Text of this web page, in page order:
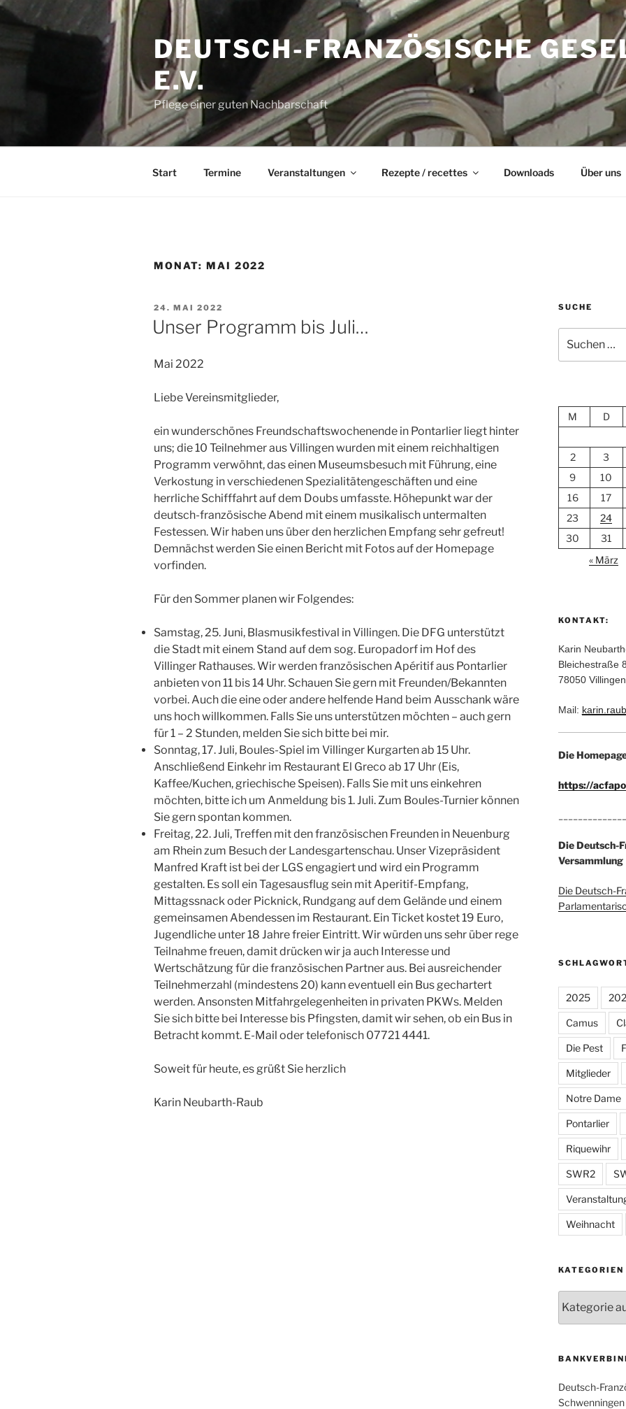
Zum
Inhalt
DEUTSCH-FRANZÖSISCHE
E.V.
Pflege einer guten Nachbarschaft
Start Termine Veranstaltungen Rezepte / recettes Downloads Über uns
MONAT: MAI 2022
VERÖFFENTLICHT
AM
24. MAI 2022
Unser Programm bis Juli…
Mai 2022
Liebe Vereinsmitglieder,
ein wunderschönes Freundschaftswochenende in Pontarlier liegt hinter
uns; die 10 Teilnehmer aus Villingen wurden mit einem reichhaltigen
Programm verwöhnt, das einen Museumsbesuch mit Führung, eine
Verkostung in verschiedenen Spezialitätengeschäften und eine
herrliche Schifffahrt auf dem Doubs umfasste. Höhepunkt war der
deutsch-französische Abend mit einem musikalisch untermalten
Festessen. Wir haben uns über den herzlichen Empfang sehr gefreut!
Demnächst werden Sie einen Bericht mit Fotos auf der Homepage
vorfinden.
Für den Sommer planen wir Folgendes:
Samstag, 25. Juni, Blasmusikfestival in Villingen. Die DFG unterstützt
die Stadt mit einem Stand auf dem sog. Europadorf im Hof des
Villinger Rathauses. Wir werden französischen Apéritif aus Pontarlier
anbieten von 11 bis 14 Uhr. Schauen Sie gern mit Freunden/Bekannten
vorbei. Auch die eine oder andere helfende Hand beim Ausschank wäre
uns hoch willkommen. Falls Sie uns unterstützen möchten – auch gern
für 1 – 2 Stunden, melden Sie sich bitte bei mir.
Sonntag, 17. Juli, Boules-Spiel im Villinger Kurgarten ab 15 Uhr.
Anschließend Einkehr im Restaurant El Greco ab 17 Uhr (Eis,
Kaffee/Kuchen, griechische Speisen). Falls Sie mit uns einkehren
möchten, bitte ich um Anmeldung bis 1. Juli. Zum Boules-Turnier können
Sie gern spontan kommen.
Freitag, 22. Juli, Treffen mit den französischen Freunden in Neuenburg
am Rhein zum Besuch der Landesgartenschau. Unser Vizepräsident
Manfred Kraft ist bei der LGS engagiert und wird ein Programm
gestalten. Es soll ein Tagesausflug sein mit Aperitif-Empfang,
Mittagssnack oder Picknick, Rundgang auf dem Gelände und einem
gemeinsamen Abendessen im Restaurant. Ein Ticket kostet 19 Euro,
Jugendliche unter 18 Jahre freier Eintritt. Wir würden uns sehr über rege
Teilnahme freuen, damit drücken wir ja auch Interesse und
Wertschätzung für die französischen Partner aus. Bei ausreichender
Teilnehmerzahl (mindestens 20) kann eventuell ein Bus gechartert
werden. Ansonsten Mitfahrgelegenheiten in privaten PKWs. Melden
Sie sich bitte bei Interesse bis Pfingsten, damit wir sehen, ob ein Bus in
Betracht kommt. E-Mail oder telefonisch 07721 4441.
Soweit für heute, es grüßt Sie herzlich
Karin Neubarth-Raub
SUCHE
nach:
M
D
2
3
9
10
16
17
23
24
30
31
« März
KONTAKT:
Karin
Bleichestraße 8
78050
Mail:
Die
https://
Die Deutsch-
Versammlung
Die Deutsch-
2025
Camus
Die Pest
Mitglieder
Notre Dame
Pontarlier
Riquewihr
SWR2
Weihnacht
KATEGORIEN
Deutsch-
Schwenningen